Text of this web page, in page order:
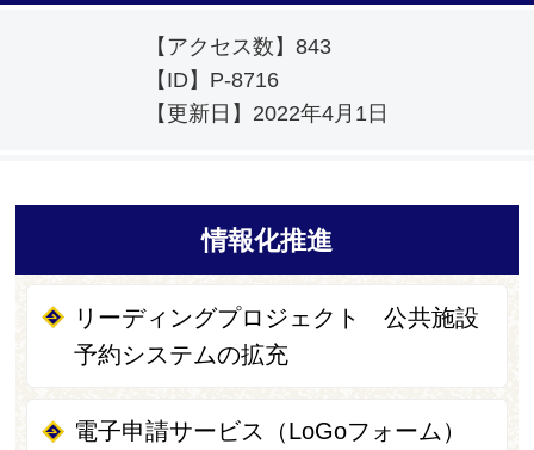
【アクセス数】 843
【ID】 P-8716
【更新日】 2022年4月1日
情報化推進
リーディングプロジェクト 公共施設
予約システムの拡充
電子申請サービス（LoGoフォーム）